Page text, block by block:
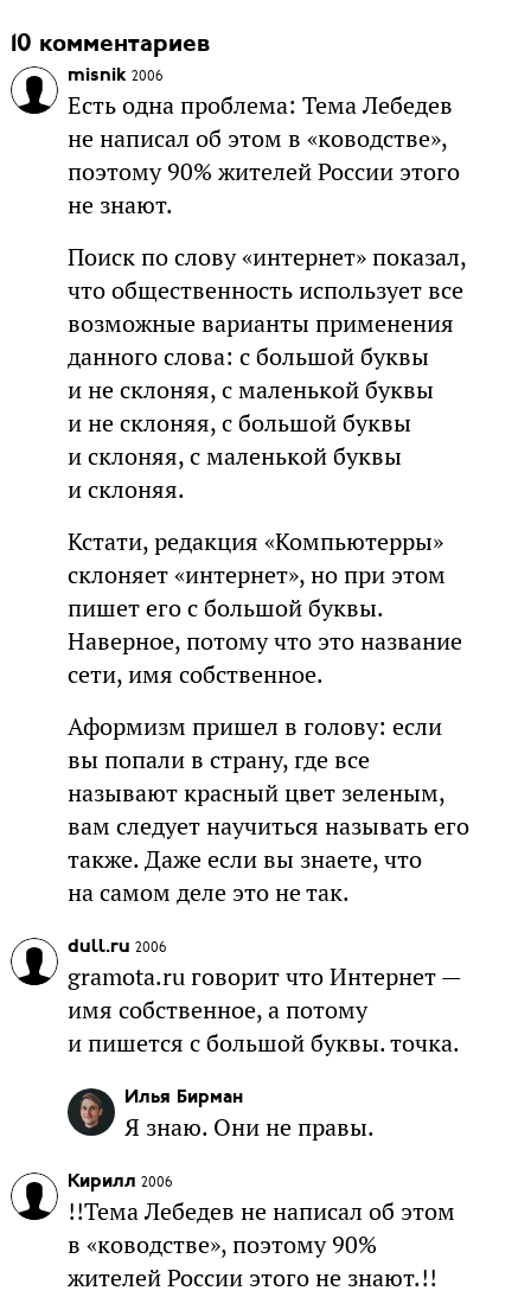
10 комментариев
misnik 2006
Есть одна проблема: Тема Лебедев
не написал об этом в «ководстве»,
поэтому 90% жителей России этого
не знают.
Поиск по слову «интернет» показал,
что общественность использует все
возможные варианты применения
данного слова: с большой буквы
и не склоняя, с маленькой буквы
и не склоняя, с большой буквы
и склоняя, с маленькой буквы
и склоняя.
Кстати, редакция «Компьютерры»
склоняет «интернет», но при этом
пишет его с большой буквы.
Наверное, потому что это название
сети, имя собственное.
Аформизм пришел в голову: если
вы попали в страну, где все
называют красный цвет зеленым,
вам следует научиться называть его
также. Даже если вы знаете, что
на самом деле это не так.
dull.ru 2006
gramota.ru говорит что Интернет —
имя собственное, а потому
и пишется с большой буквы. точка.
Илья Бирман
Я знаю. Они не правы.
Кирилл 2006
!!Тема Лебедев не написал об этом
в «ководстве», поэтому 90%
жителей России этого не знают.!!